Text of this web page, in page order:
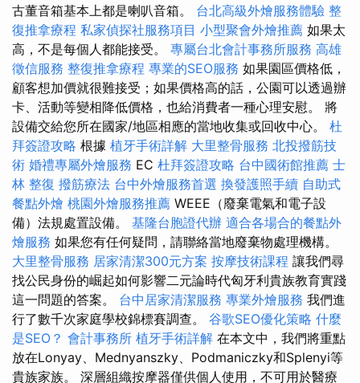
古董音箱基本上都是喇叭音箱。 台北高級外燴服務體驗 整
復推拿療程 私家偵探社服務項目 小型聚會外燴推薦 如果太
高，不是每個人都能接受。 專屬台北會計事務所服務 高雄
徵信服務 整復推拿療程 專業的SEO服務 如果園區價格低，
顧客想加價就很難接受；如果價格高的話，公園可以透過辦
卡、活動等變相降低價格，也給消費者一種心理安慰。 將
設備交給您所在國家/地區相應的當地收集或回收中心。 杜
拜簽證攻略 根據 植牙手術詳解 大里整骨服務 北投撥筋技
術 婚禮專屬外燴服務 EC 杜拜簽證攻略 台中國術館推薦 士
林 整復 撥筋療法 台中外燴服務首選 換發護照手續 自助式
餐點外燴 桃園外燴服務推薦 WEEE（廢棄電氣和電子設
備）法規處置設備。 基隆台胞證代辦 適合各場合的餐點外
燴服務 如果您有任何疑問，請聯絡當地廢棄物處理機構。
大里整骨服務 居家清潔300元方案 按摩技術課程 讓我們尋
找公民身份的崛起如何影響二元論時代匈牙利貴族教育實踐
這一問題的答案。 台中居家清潔服務 專業外燴服務 我們進
行了數千次家庭學校錦標賽調查。 谷歌SEO優化策略 什麼
是SEO？ 會計事務所 植牙手術詳解 在本文中，我們將重點
放在Lonyay、Mednyanszky、Podmaniczky和Splenyi等
貴族家族。 深層組織按摩器僅供個人使用，不可用於醫療